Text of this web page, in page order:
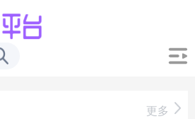
更多